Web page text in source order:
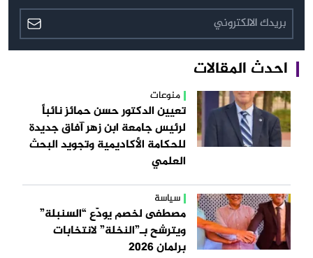
احدث المقالات
منوعات
تعيين الدكتور حسن حمائز نائباً
لرئيس جامعة ابن زهر آفاق جديدة
للحكامة الأكاديمية وتجويد البحث
العلمي
سياسة
مصطفى لخصم يودّع “السنبلة”
ويترشح بـ”النخلة” لانتخابات
برلمان 2026